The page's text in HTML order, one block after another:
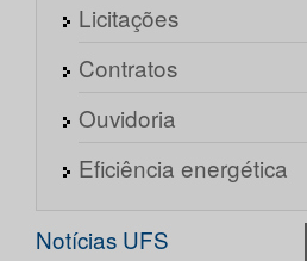
Licitações
Contratos
Ouvidoria
Eficiência energética
Notícias UFS